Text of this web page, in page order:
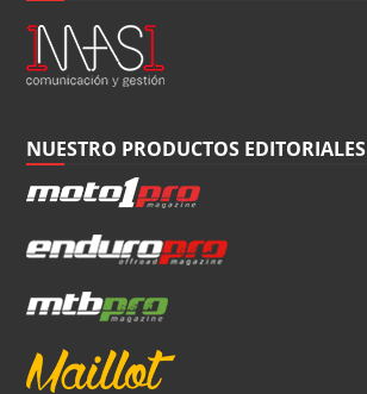
NUESTRO PRODUCTOS EDITORIALES